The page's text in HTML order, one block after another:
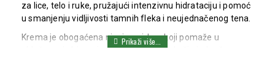
za lice, telo i ruke, pružajući intenzivnu hidrataciju i pomoć
u smanjenju vidljivosti tamnih fleka i neujednačenog tena.
Krema je obogaćena niacinamidom koji pomaže u
ublažavanju hiperpigmentacija i vraća koži ujednačen